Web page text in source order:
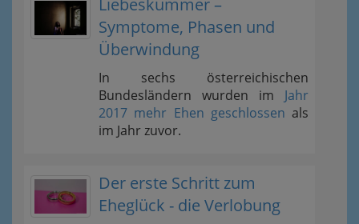
Liebeskummer –
Symptome, Phasen und
Überwindung
In sechs österreichischen
Bundesländern wurden im Jahr
2017 mehr Ehen geschlossen als
im Jahr zuvor.
Der erste Schritt zum
Eheglück - die Verlobung